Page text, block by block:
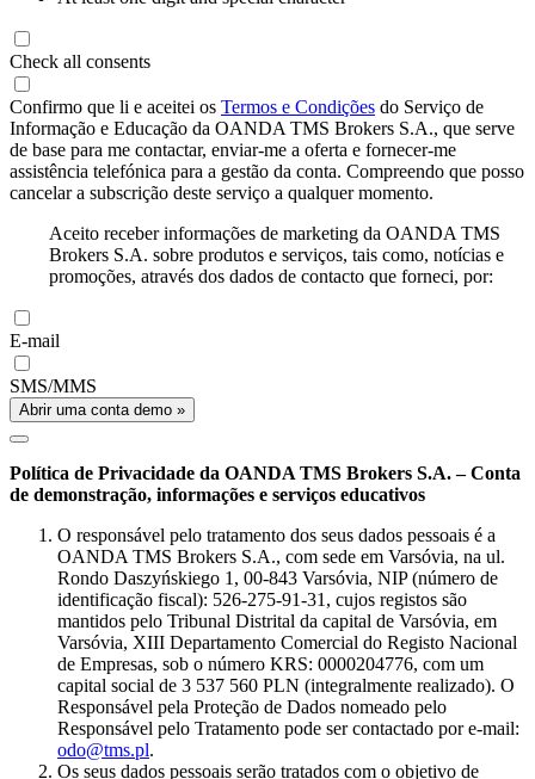
Check all consents
Confirmo que li e aceitei os Termos e Condições do Serviço de
Informação e Educação da OANDA TMS Brokers S.A., que serve
de base para me contactar, enviar-me a oferta e fornecer-me
assistência telefónica para a gestão da conta. Compreendo que posso
cancelar a subscrição deste serviço a qualquer momento.
Aceito receber informações de marketing da OANDA TMS
Brokers S.A. sobre produtos e serviços, tais como, notícias e
promoções, através dos dados de contacto que forneci, por:
E-mail
SMS/MMS
Abrir uma conta demo »
Política de Privacidade da OANDA TMS Brokers S.A. – Conta
de demonstração, informações e serviços educativos
O responsável pelo tratamento dos seus dados pessoais é a
OANDA TMS Brokers S.A., com sede em Varsóvia, na ul.
Rondo Daszyńskiego 1, 00-843 Varsóvia, NIP (número de
identificação fiscal): 526-275-91-31, cujos registos são
mantidos pelo Tribunal Distrital da capital de Varsóvia, em
Varsóvia, XIII Departamento Comercial do Registo Nacional
de Empresas, sob o número KRS: 0000204776, com um
capital social de 3 537 560 PLN (integralmente realizado). O
Responsável pela Proteção de Dados nomeado pelo
Responsável pelo Tratamento pode ser contactado por e-mail:
odo@tms.pl.
Os seus dados pessoais serão tratados com o objetivo de